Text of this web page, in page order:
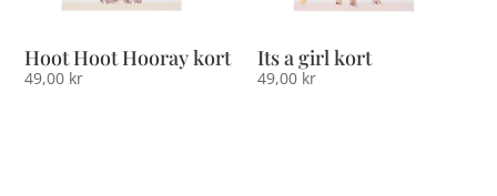
Hoot Hoot Hooray kort
49,00 kr
Its a girl kort
49,00 kr